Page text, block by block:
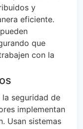
y
eficiente.
que
con la
la seguridad de
implementan
Usan sistemas